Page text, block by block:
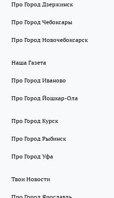
Про Город Дзержинск
Про Город Чебоксары
Про Город Новочебоксарск
Наша Газета
Про Город Иваново
Про Город Йошкар-Ола
Про Город Курск
Про Город Рыбинск
Про Город Уфа
Твои Новости